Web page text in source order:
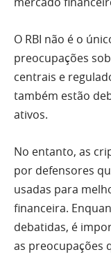
O RBI não é o
preocupações
centrais e
também estão
ativos.
No entanto, as
por defensores
usadas para
financeira.
debatidas, é
as preocupações